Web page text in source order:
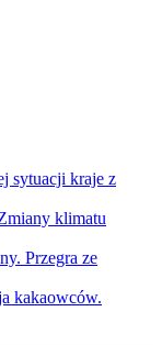
sytuacji kraje z
klimatu
Przegra ze
kakaowców.